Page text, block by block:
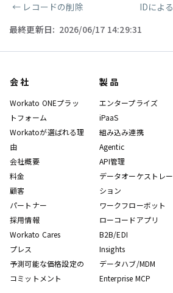
ページャー
← レコードの削除
最終更新日: 2026/06/17 14:29:31
会社
Workato ONEプラッ
トフォーム
Workatoが選ばれる理
由
会社概要
料金
顧客
パートナー
採用情報
Workato Cares
プレス
予測可能な価格設定の
コミットメント
製品
エンタープライズ
iPaaS
組み込み連携
Agentic
API管理
データオーケストレー
ション
ワークフローボット
ローコードアプリ
B2B/EDI
Insights
データハブ/MDM
Enterprise MCP